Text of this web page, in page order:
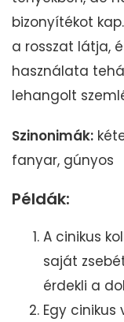
bizonyítékot
a rosszat látja,
használata
lehangolt
Szinonimák:
fanyar, gúnyos
Példák:
A cinikus
saját
érdekli a
Egy